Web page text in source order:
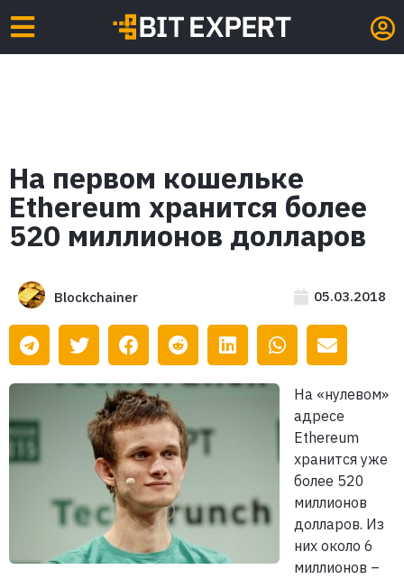
На первом кошельке
Ethereum хранится более
520 миллионов долларов
Blockchainer 05.03.2018
На «нулевом»
адресе
Ethereum
хранится уже
более 520
миллионов
долларов. Из
них около 6
миллионов –